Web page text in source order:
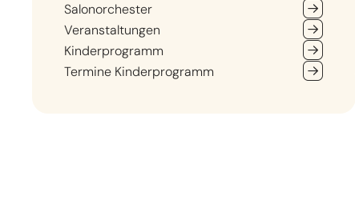
Salonorchester
Veranstaltungen
Kinderprogramm
Termine Kinderprogramm